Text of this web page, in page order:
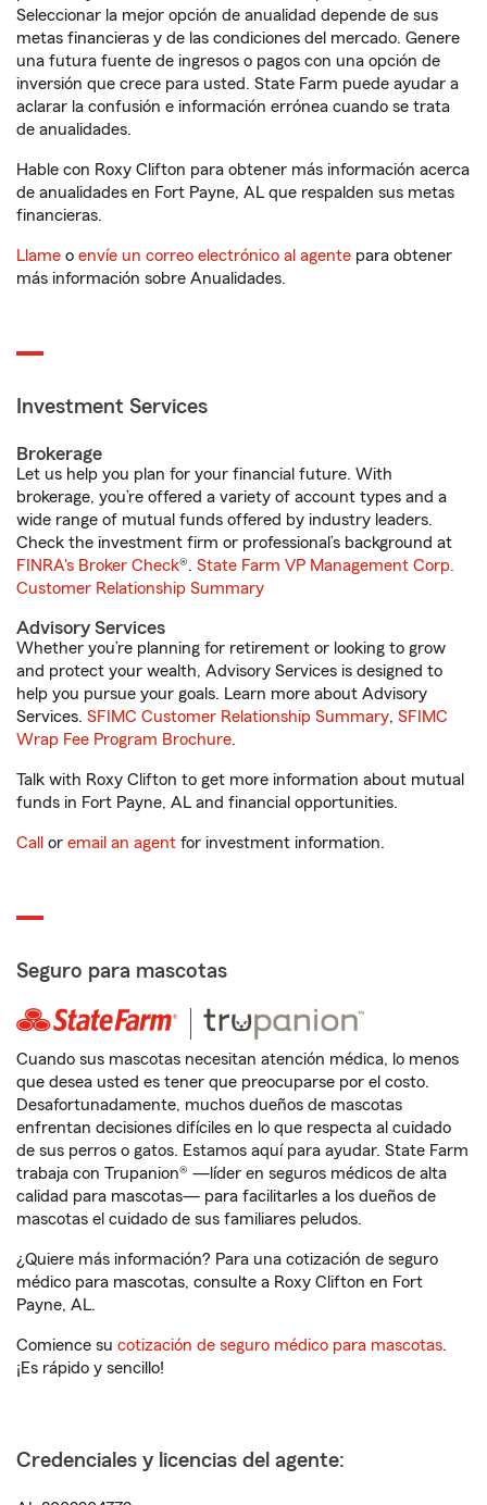
Seleccionar la mejor opción de anualidad depende de sus
metas financieras y de las condiciones del mercado. Genere
una futura fuente de ingresos o pagos con una opción de
inversión que crece para usted. State Farm puede ayudar a
aclarar la confusión e información errónea cuando se trata
de anualidades.
Hable con Roxy Clifton para obtener más información acerca
de anualidades en Fort Payne, AL que respalden sus metas
financieras.
Llame o envíe un correo electrónico al agente para obtener
más información sobre Anualidades.
Investment Services
Brokerage
Let us help you plan for your financial future. With
brokerage, you’re offered a variety of account types and a
wide range of mutual funds offered by industry leaders.
Check the investment firm or professional’s background at
FINRA's Broker Check®. State Farm VP Management Corp.
Customer Relationship Summary
Advisory Services
Whether you’re planning for retirement or looking to grow
and protect your wealth, Advisory Services is designed to
help you pursue your goals. Learn more about Advisory
Services. SFIMC Customer Relationship Summary, SFIMC
Wrap Fee Program Brochure.
Talk with Roxy Clifton to get more information about mutual
funds in Fort Payne, AL and financial opportunities.
Call or email an agent for investment information.
Seguro para mascotas
Cuando sus mascotas necesitan atención médica, lo menos
que desea usted es tener que preocuparse por el costo.
Desafortunadamente, muchos dueños de mascotas
enfrentan decisiones difíciles en lo que respecta al cuidado
de sus perros o gatos. Estamos aquí para ayudar. State Farm
trabaja con Trupanion® —líder en seguros médicos de alta
calidad para mascotas— para facilitarles a los dueños de
mascotas el cuidado de sus familiares peludos.
¿Quiere más información? Para una cotización de seguro
médico para mascotas, consulte a Roxy Clifton en Fort
Payne, AL.
Comience su cotización de seguro médico para mascotas.
¡Es rápido y sencillo!
Credenciales y licencias del agente: